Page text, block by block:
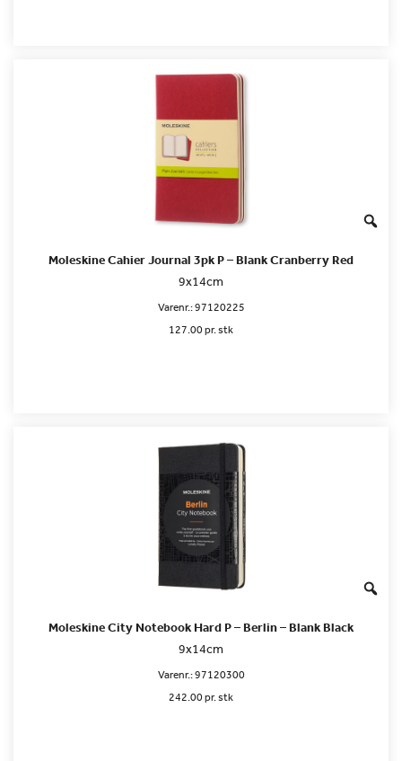
Moleskine Cahier Journal 3pk P – Blank Cranberry Red
9x14cm
Varenr.:97120225
127.00 pr. stk
Moleskine City Notebook Hard P – Berlin – Blank Black
9x14cm
Varenr.:97120300
242.00 pr. stk